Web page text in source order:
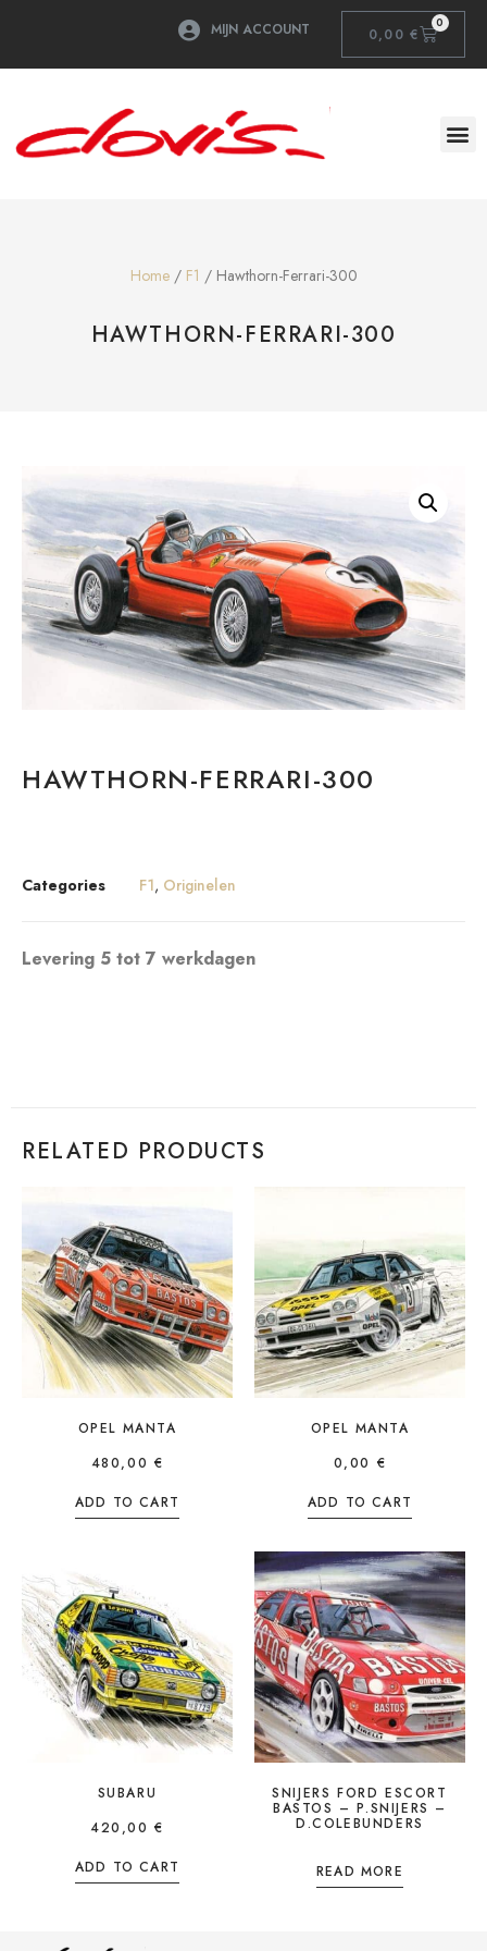
MIJN ACCOUNT 0,00€
0
Home/ F1 / Hawthorn-Ferrari-300
HAWTHORN-FERRARI-300
HAWTHORN-FERRARI-300
Categories F1, Originelen
Levering 5 tot 7 werkdagen
RELATED PRODUCTS
OPEL MANTA
480,00 €
ADD TO CART
OPEL MANTA
0,00 €
ADD TO CART
SUBARU
420,00€
ADD TO CART
SNIJERS FORD ESCORT
BASTOS – P.SNIJERS –
D.COLEBUNDERS
READ MORE